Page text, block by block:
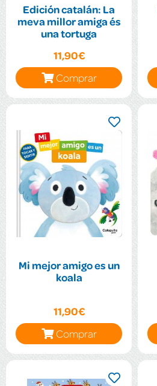
Edición catalán: La
meva millor amiga és
una tortuga
11,90€
Comprar
Mi mejor amigo es un
koala
11,90€
Comprar